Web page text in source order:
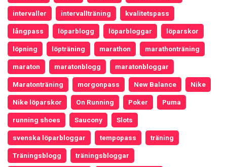
intervaller intervallträning kvalitetspass
långpass löparblogg löparbloggar löparskor
löpning löpträning marathon marathonträning
maraton maratonblogg maratonbloggar
Maratonträning morgonpass New Balance Nike
Nike löparskor On Running Poker Puma
running shoes Saucony Slots
svenska löparbloggar tempopass träning
Träningsblogg träningsbloggar